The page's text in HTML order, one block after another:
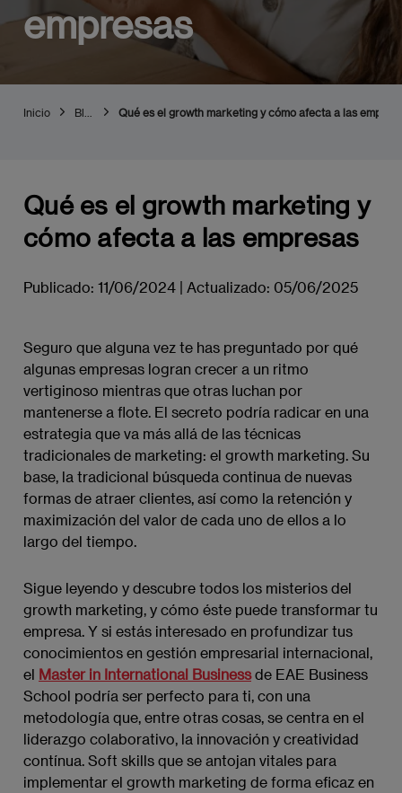
empresas
Inicio Qué es el growth marketing y cómo afecta a las
Qué es el growth marketing y
cómo afecta a las empresas
Publicado: 11/06/2024 | Actualizado: 05/06/2025
Seguro que alguna vez te has preguntado por qué
algunas empresas logran crecer a un ritmo
vertiginoso mientras que otras luchan por
mantenerse a flote. El secreto podría radicar en una
estrategia que va más allá de las técnicas
tradicionales de marketing: el growth marketing. Su
base, la tradicional búsqueda continua de nuevas
formas de atraer clientes, así como la retención y
maximización del valor de cada uno de ellos a lo
largo del tiempo.
Sigue leyendo y descubre todos los misterios del
growth marketing, y cómo éste puede transformar tu
empresa. Y si estás interesado en profundizar tus
conocimientos en gestión empresarial internacional,
el Master in International Businessde EAE Business
School podría ser perfecto para ti, con una
metodología que, entre otras cosas, se centra en el
liderazgo colaborativo, la innovación y creatividad
contínua. Soft skills que se antojan vitales para
implementar el growth marketing de forma eficaz en